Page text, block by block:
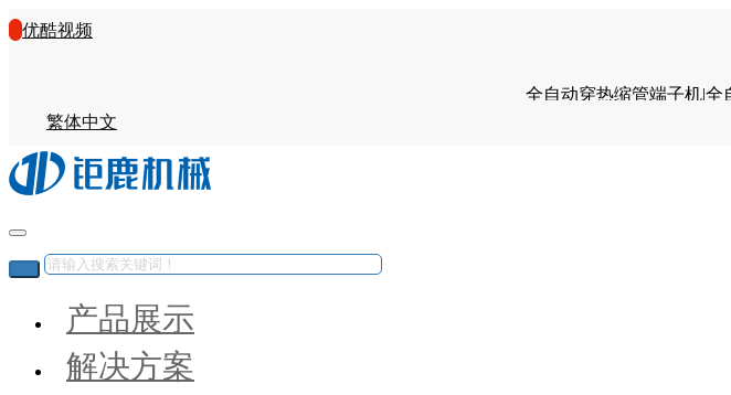
优酷视频
全自动穿热缩管端子机|
繁体中文
产品展示
解决方案